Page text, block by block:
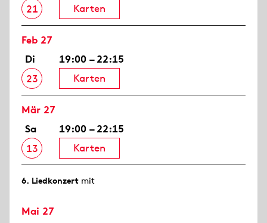
21
Karten
Feb 27
Di
23
19:00 – 22:15
Karten
Mär 27
Sa
13
19:00 – 22:15
Karten
6. Lied­konzert mit
Mai 27